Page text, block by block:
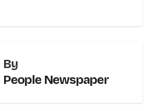
By
People Newspaper